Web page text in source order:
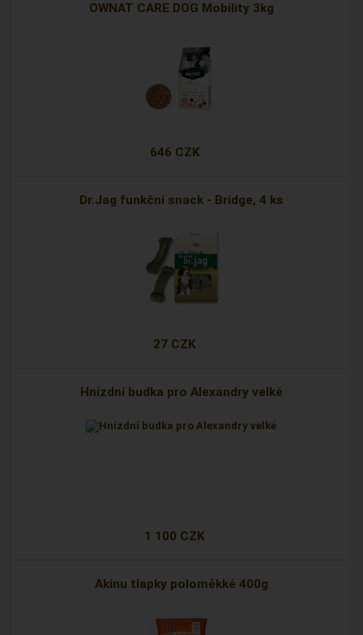
OWNAT CARE DOG Mobility 3kg
646 CZK
Dr.Jag funkční snack - Bridge, 4 ks
27 CZK
Hnízdní budka pro Alexandry velké
1 100 CZK
Akinu tlapky poloměkké 400g